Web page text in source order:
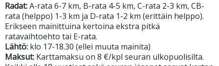
Radat:A-rata 6-7 km, B-rata 4-5 km, C-rata 2-3 km, CB-
rata (helppo) 1-3 km ja D-rata 1-2 km (erittäin helppo).
Erikseen mainittuina kertoina ekstra pitkä
ratavaihtoehto tai E-rata.
Lähtö: klo 17-18.30 (ellei muuta mainita)
Maksut: Karttamaksu on 8 €/kpl seuran ulkopuolisilta.